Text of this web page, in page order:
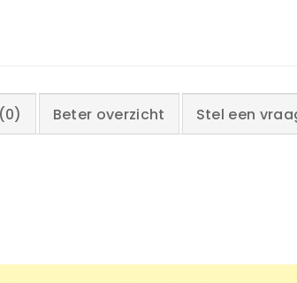
Beter overzicht Stel een